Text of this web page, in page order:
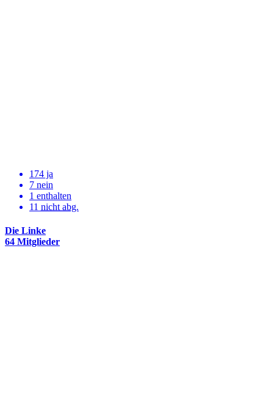
174 ja
7 nein
1 enthalten
11 nicht abg.
Die Linke
64 Mitglieder